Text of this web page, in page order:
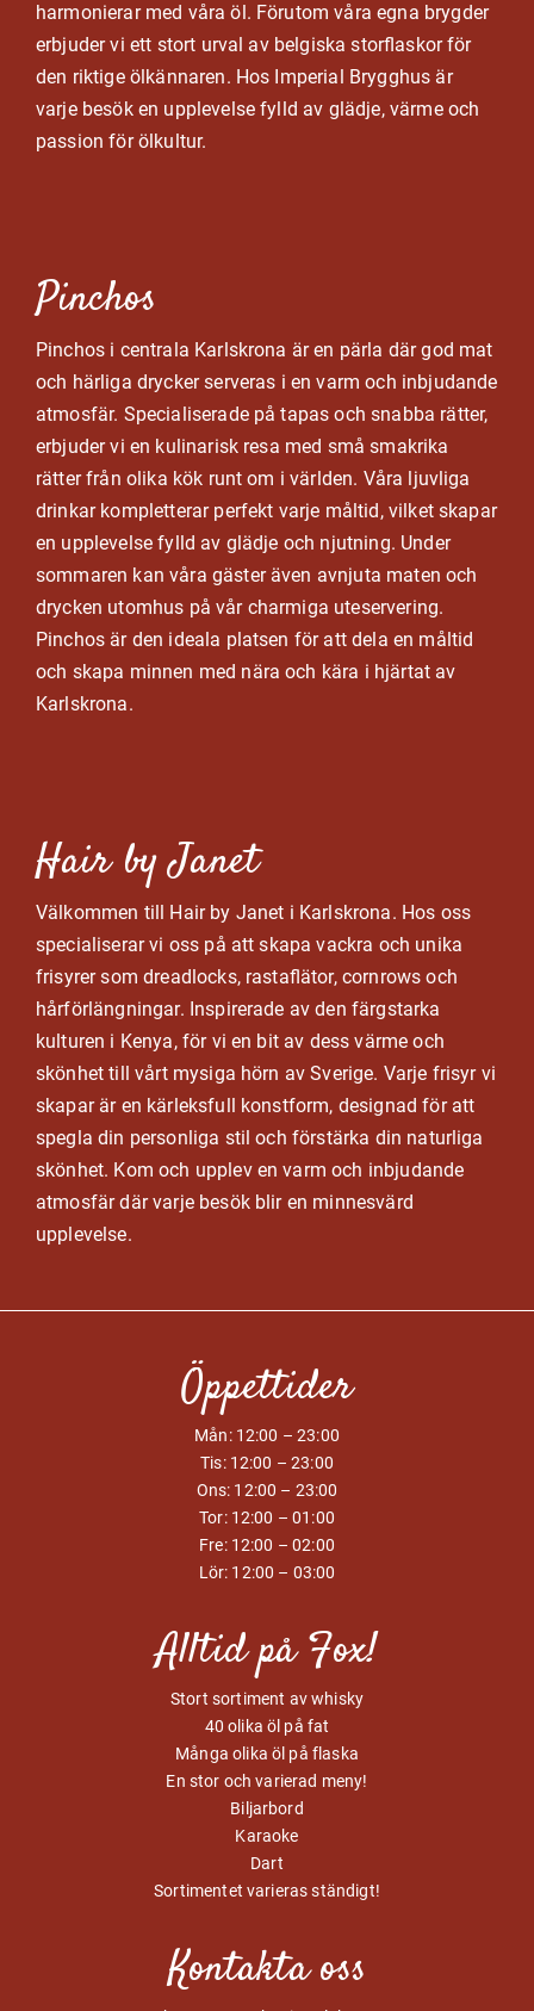
harmonierar med våra öl. Förutom våra egna brygder
erbjuder vi ett stort urval av belgiska storﬂaskor för
den riktige ölkännaren. Hos Imperial Brygghus är
varje besök en upplevelse fylld av glädje, värme och
passion för ölkultur.
Pinchos
Pinchos i centrala Karlskrona är en pärla där god mat
och härliga drycker serveras i en varm och inbjudande
atmosfär. Specialiserade på tapas och snabba rätter,
erbjuder vi en kulinarisk resa med små smakrika
rätter från olika kök runt om i världen. Våra ljuvliga
drinkar kompletterar perfekt varje måltid, vilket skapar
en upplevelse fylld av glädje och njutning. Under
sommaren kan våra gäster även avnjuta maten och
drycken utomhus på vår charmiga uteservering.
Pinchos är den ideala platsen för att dela en måltid
och skapa minnen med nära och kära i hjärtat av
Karlskrona.
Hair by Janet
Välkommen till Hair by Janet i Karlskrona. Hos oss
specialiserar vi oss på att skapa vackra och unika
frisyrer som dreadlocks, rastaﬂätor, cornrows och
hårförlängningar. Inspirerade av den färgstarka
kulturen i Kenya, för vi en bit av dess värme och
skönhet till vårt mysiga hörn av Sverige. Varje frisyr vi
skapar är en kärleksfull konstform, designad för att
spegla din personliga stil och förstärka din naturliga
skönhet. Kom och upplev en varm och inbjudande
atmosfär där varje besök blir en minnesvärd
upplevelse.
Öppettider
Mån: 12:00 – 23:00
Tis: 12:00 – 23:00
Ons: 12:00 – 23:00
Tor: 12:00 – 01:00
Fre: 12:00 – 02:00
Lör: 12:00 – 03:00
Alltid på Fox!
Stort sortiment av whisky
40 olika öl på fat
Många olika öl på flaska
En stor och varierad meny!
Biljarbord
Karaoke
Dart
Sortimentet varieras ständigt!
Kontakta oss